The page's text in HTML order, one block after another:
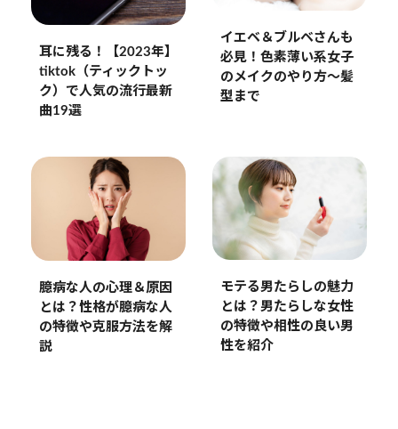
耳に残る！【2023年】
tiktok（ティックトッ
ク）で人気の流行最新
曲19選
イエベ＆ブルベさんも
必見！色素薄い系女子
のメイクのやり方〜髪
型まで
臆病な人の心理＆原因
とは？性格が臆病な人
の特徴や克服方法を解
説
モテる男たらしの魅力
とは？男たらしな女性
の特徴や相性の良い男
性を紹介